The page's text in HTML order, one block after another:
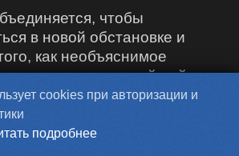
чтобы
в новой обстановке и
как необъяснимое
их пригородный район в
cookies при авторизации и
подробнее